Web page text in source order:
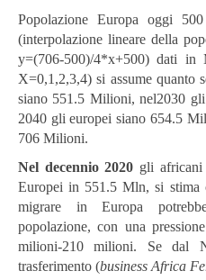
Popolazione Europa oggi
(interpolazione lineare della
y=(706-500)/4*x+500) dati
X=0,1,2,3,4) si assume quanto
siano 551.5 Milioni, nel2030
2040 gli europei siano 654.5
706 Milioni.
Nel decennio 2020 gli
Europei in 551.5 Mln, si stima
migrare in Europa
popolazione, con una
milioni-210 milioni. Se dal
trasferimento (business Africa